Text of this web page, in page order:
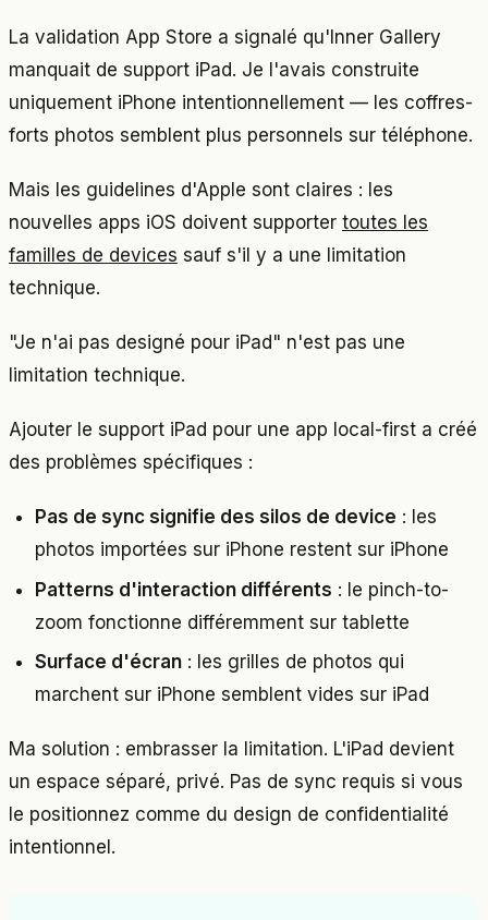
La validation App Store a signalé qu'Inner Gallery
manquait de support iPad. Je l'avais construite
uniquement iPhone intentionnellement — les coffres-
forts photos semblent plus personnels sur téléphone.
Mais les guidelines d'Apple sont claires : les
nouvelles apps iOS doivent supporter toutes les
familles de devices sauf s'il y a une limitation
technique.
"Je n'ai pas designé pour iPad" n'est pas une
limitation technique.
Ajouter le support iPad pour une app local-first a créé
des problèmes spécifiques :
Pas de sync signifie des silos de device : les
photos importées sur iPhone restent sur iPhone
Patterns d'interaction différents : le pinch-to-
zoom fonctionne différemment sur tablette
Surface d'écran : les grilles de photos qui
marchent sur iPhone semblent vides sur iPad
Ma solution : embrasser la limitation. L'iPad devient
un espace séparé, privé. Pas de sync requis si vous
le positionnez comme du design de confidentialité
intentionnel.